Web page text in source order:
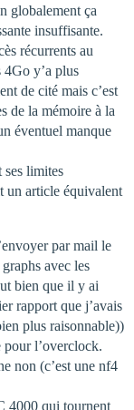
globalement ça
insuffisante.
récurrents au
4Go y’a plus
de cité mais c’est
de la mémoire à la
éventuel manque
ses limites
un article équivalent
par mail le
avec les
bien que il y ai
rapport que j’avais
plus raisonnable))
pour l’overclock.
non (c’est une nf4
4000 qui tournent